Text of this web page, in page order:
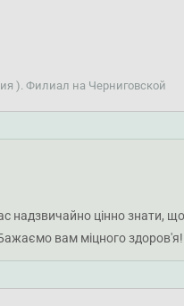
). Филиал на Черниговской
цінно знати, що
вам міцного здоров'я!